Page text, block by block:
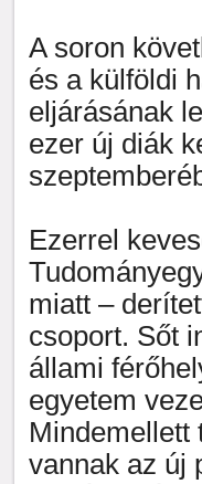
A soron
és a külföldi
eljárásának
ezer új diák
Ezerrel
miatt –
csoport. Sőt
állami
egyetem
Mindemellett
vannak az új